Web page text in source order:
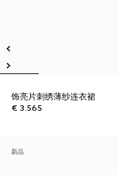
饰亮片刺绣薄纱连衣裙
€ 3.565
新品